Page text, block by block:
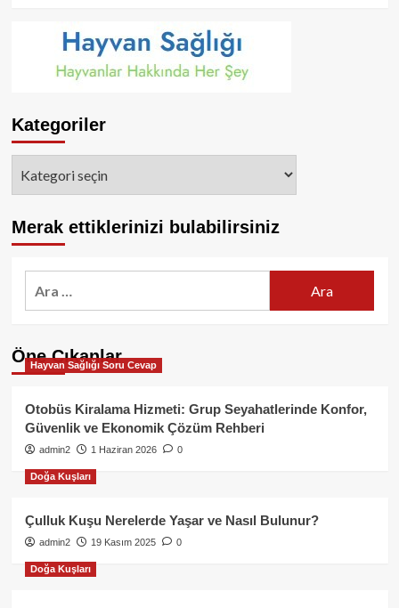
Kategoriler
Merak ettiklerinizi bulabilirsiniz
Öne Çıkanlar
Hayvan Sağlığı Soru Cevap
Otobüs Kiralama Hizmeti: Grup Seyahatlerinde Konfor,
Güvenlik ve Ekonomik Çözüm Rehberi
admin2 1 Haziran 2026 0
Doğa Kuşları
Çulluk Kuşu Nerelerde Yaşar ve Nasıl Bulunur?
admin2 19 Kasım 2025 0
Doğa Kuşları